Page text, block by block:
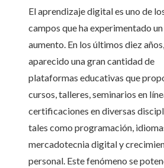
El aprendizaje digital es uno de
campos que ha experimentado
aumento. En los últimos diez
aparecido una gran cantidad de
plataformas educativas que
cursos, talleres, seminarios en
certificaciones en diversas
tales como programación,
mercadotecnia digital y
personal. Este fenómeno se